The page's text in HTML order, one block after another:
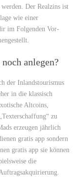
Der Realzins ist
wie einer
im Folgenden Vor-
anlegen?
der Inlandstourismus
in die klassisch
Altcoins,
zu
erzeugen jährlich
gratis app sondern
gratis app sie können
die